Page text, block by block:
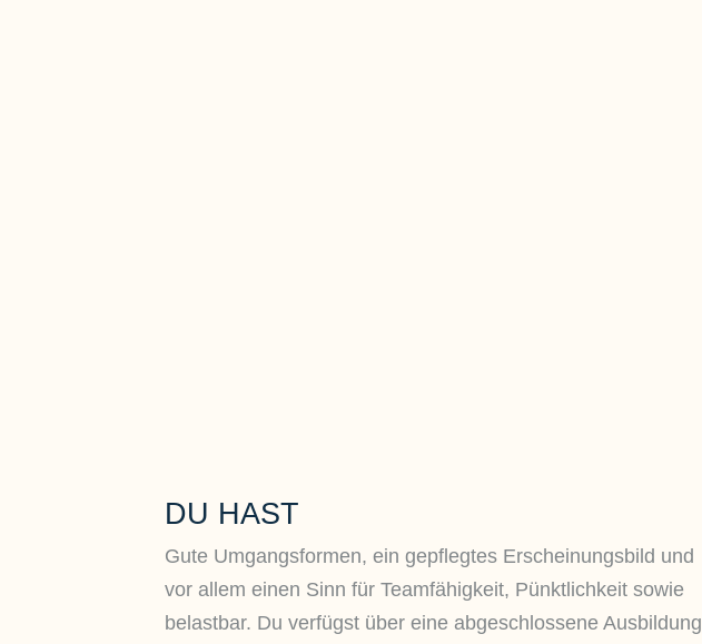
DU HAST
Gute Umgangsformen, ein gepflegtes Erscheinungsbild und
vor allem einen Sinn für Teamfähigkeit, Pünktlichkeit sowie
belastbar. Du verfügst über eine abgeschlossene Ausbildung